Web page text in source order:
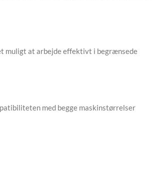
muligt at arbejde effektivt i begrænsede
med begge maskinstørrelser